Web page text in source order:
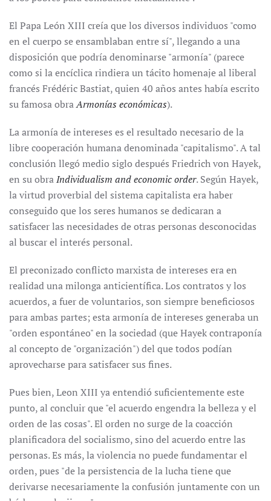
El Papa León XIII creía que los diversos individuos "como
en el cuerpo se ensamblaban entre sí", llegando a una
disposición que podría denominarse "armonía" (parece
como si la encíclica rindiera un tácito homenaje al liberal
francés Frédéric Bastiat, quien 40 años antes había escrito
su famosa obraArmonías económicas).
La armonía de intereses es el resultado necesario de la
libre cooperación humana denominada "capitalismo". A tal
conclusión llegó medio siglo después Friedrich von Hayek,
en su obraIndividualism and economic order. Según Hayek,
la virtud proverbial del sistema capitalista era haber
conseguido que los seres humanos se dedicaran a
satisfacer las necesidades de otras personas desconocidas
al buscar el interés personal.
El preconizado conflicto marxista de intereses era en
realidad una milonga anticientífica. Los contratos y los
acuerdos, a fuer de voluntarios, son siempre beneficiosos
para ambas partes; esta armonía de intereses generaba un
"orden espontáneo" en la sociedad (que Hayek contraponía
al concepto de "organización") del que todos podían
aprovecharse para satisfacer sus fines.
Pues bien, Leon XIII ya entendió suficientemente este
punto, al concluir que "el acuerdo engendra la belleza y el
orden de las cosas". El orden no surge de la coacción
planificadora del socialismo, sino del acuerdo entre las
personas. Es más, la violencia no puede fundamentar el
orden, pues "de la persistencia de la lucha tiene que
derivarse necesariamente la confusión juntamente con un